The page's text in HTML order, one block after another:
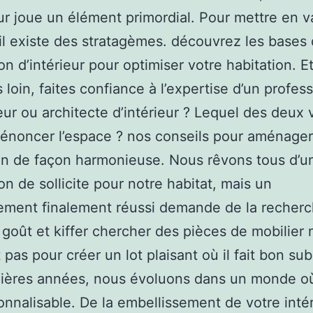
joue un élément primordial. Pour mettre en
existe des stratagèmes. découvrez les bases
d’intérieur pour optimiser votre habitation.
loin, faites confiance à l’expertise d’un
ou architecte d’intérieur ? Lequel des deux
l’espace ? nos conseils pour
de façon harmonieuse. Nous rêvons tous
de sollicite pour notre habitat, mais un
finalement réussi demande de la
et kiffer chercher des pièces de mobilier
pour créer un lot plaisant où il fait bon
années, nous évoluons dans un monde
De la embellissement de votre